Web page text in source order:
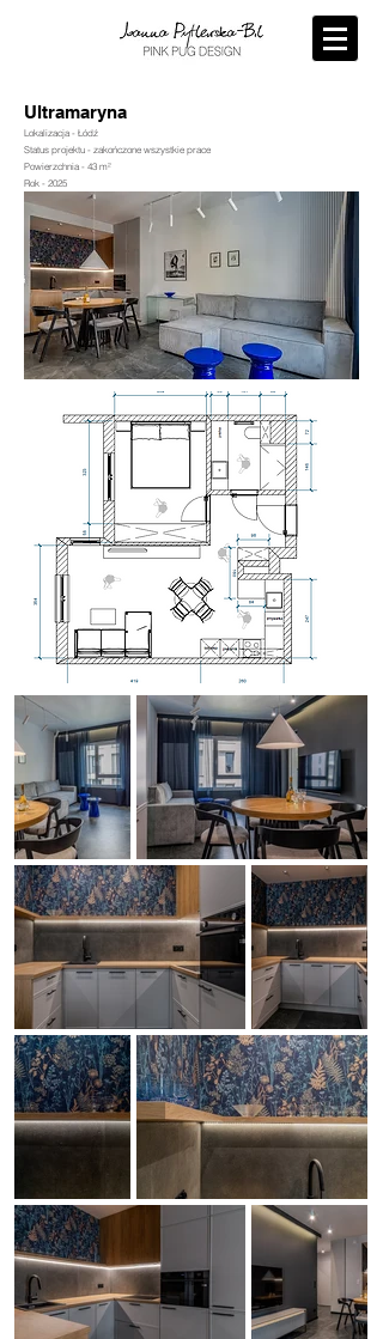
Ultramaryna
Lokalizacja - Łódź
Status projektu - zakończone wszystkie prace
Powierzchnia - 43 m²
Rok - 2025